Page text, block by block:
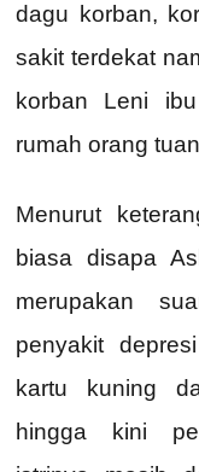
dagu korban,
sakit terdekat
korban Leni
rumah orang
Menurut
biasa disapa
merupakan
penyakit
kartu kuning
hingga kini